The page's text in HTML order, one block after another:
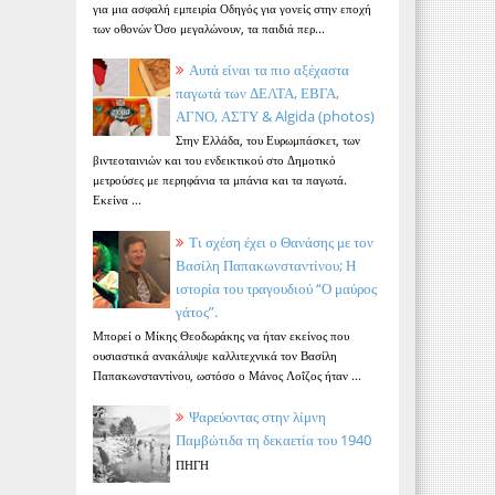
για μια ασφαλή εμπειρία Οδηγός για γονείς στην εποχή
των οθονών Όσο μεγαλώνουν, τα παιδιά περ...
Αυτά είναι τα πιο αξέχαστα
παγωτά των ΔΕΛΤΑ, ΕΒΓΑ,
ΑΓΝΟ, ΑΣΤΥ & Algida (photos)
Στην Ελλάδα, του Ευρωμπάσκετ, των
βιντεοταινιών και του ενδεικτικού στο Δημοτικό
μετρούσες με περηφάνια τα μπάνια και τα παγωτά.
Εκείνα ...
Τι σχέση έχει ο Θανάσης με τον
Βασίλη Παπακωνσταντίνου; Η
ιστορία του τραγουδιού “Ο μαύρος
γάτος”.
Μπορεί ο Μίκης Θεοδωράκης να ήταν εκείνος που
ουσιαστικά ανακάλυψε καλλιτεχνικά τον Βασίλη
Παπακωνσταντίνου, ωστόσο ο Μάνος Λοΐζος ήταν ...
Ψαρεύοντας στην λίμνη
Παμβώτιδα τη δεκαετία του 1940
ΠΗΓΗ